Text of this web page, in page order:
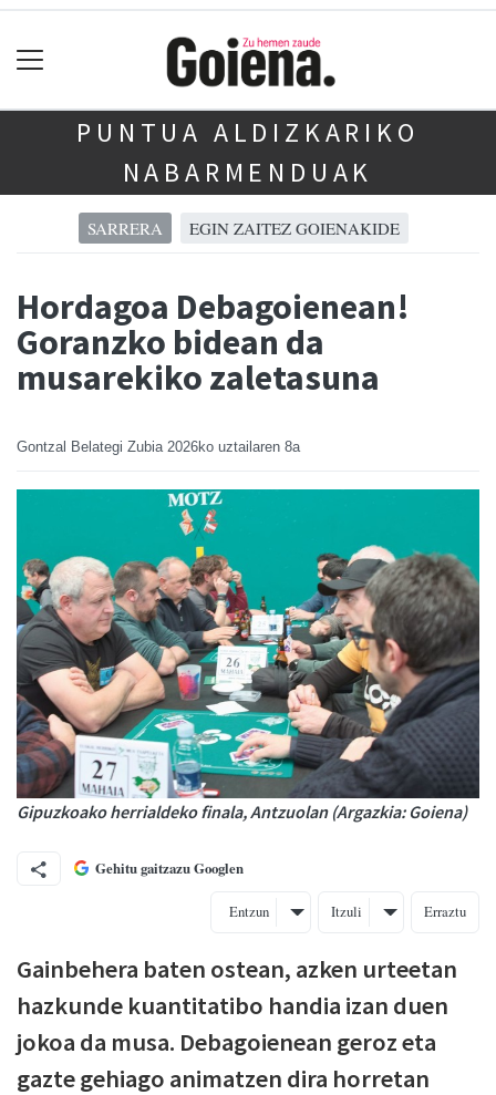
PUNTUA ALDIZKARIKO
NABARMENDUAK
SARRERA EGIN ZAITEZ GOIENAKIDE
Hordagoa Debagoienean!
Goranzko bidean da
musarekiko zaletasuna
Gontzal Belategi Zubia 2026ko uztailaren 8a
Gipuzkoako herrialdeko finala, Antzuolan (Argazkia: Goiena)
Gehitu gaitzazu Googlen
Entzun Itzuli Erraztu
Gainbehera baten ostean, azken urteetan
hazkunde kuantitatibo handia izan duen
jokoa da musa. Debagoienean geroz eta
gazte gehiago animatzen dira horretan